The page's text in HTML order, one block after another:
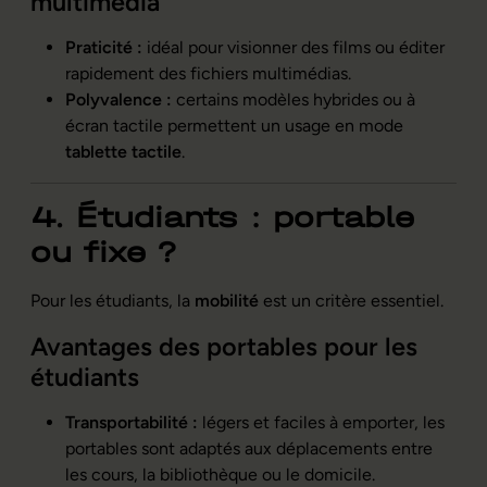
Praticité : idéal pour visionner des films ou éditer
rapidement des fichiers multimédias.
Polyvalence : certains modèles hybrides ou à
écran tactile permettent un usage en mode
tablette tactile.
4. Étudiants : portable
ou fixe ?
Pour les étudiants, la mobilité est un critère essentiel.
Avantages des portables pour les
étudiants
Transportabilité : légers et faciles à emporter, les
portables sont adaptés aux déplacements entre
les cours, la bibliothèque ou le domicile.